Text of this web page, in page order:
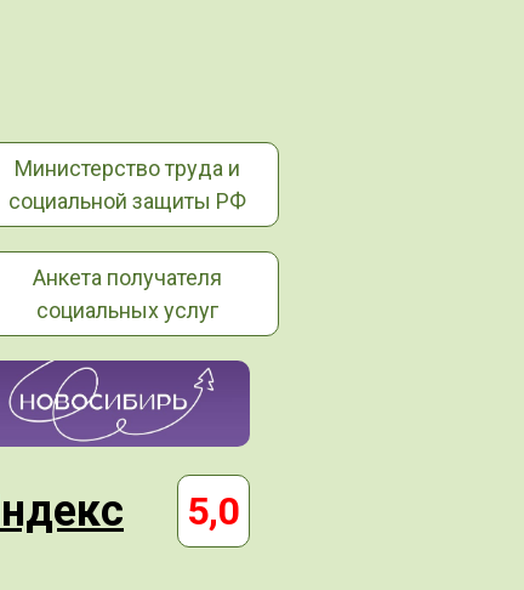
Анкета получателя
социальных услуг
Министерство труда и
социальной защиты РФ
5,0
ндекс